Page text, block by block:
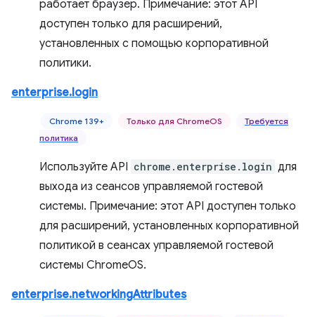
работает браузер. Примечание: этот API
доступен только для расширений,
установленных с помощью корпоративной
политики.
enterprise.login
Chrome 139+ Только для ChromeOS
Требуется
политика
Используйте API chrome.enterprise.login для
выхода из сеансов управляемой гостевой
системы. Примечание: этот API доступен только
для расширений, установленных корпоративной
политикой в ​​сеансах управляемой гостевой
системы ChromeOS.
enterprise.networkingAttributes